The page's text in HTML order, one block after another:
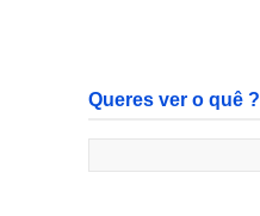
Queres ver o quê ?